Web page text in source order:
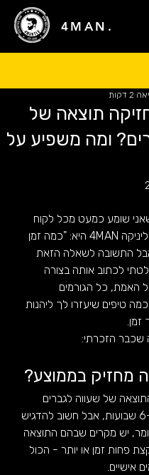
4MAN.
תוצאה של
ומה משפיע על
דקות
שומע כמעט מכל לקוח
חדש שמגיע לקליניקה 4MAN היא: "כמה זמן
התשובה לשאלה הזאת
לכתוב אותה בצורה
האמת, כל הגורמים
טיפים שיעזרו לך ליהנות
זמן.
שכבר הזכרתי:
מחזיק בממוצע?
של שעווה לגברים
נמשכת בין 4 ל-6 שבועות, אבל חשוב להדגיש
יש מקרים שבהם התוצאה
פחות זמן או יותר - הכול
אישיים.